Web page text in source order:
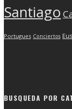
Santiago
Portugues Conciertos
BUSQUEDA POR